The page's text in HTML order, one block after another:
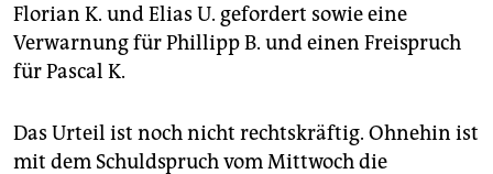
Florian K. und Elias U. gefordert sowie eine
Verwarnung für Phillipp B. und einen Freispruch
für Pascal K.
Das Urteil ist noch nicht rechtskräftig. Ohnehin ist
mit dem Schuldspruch vom Mittwoch die